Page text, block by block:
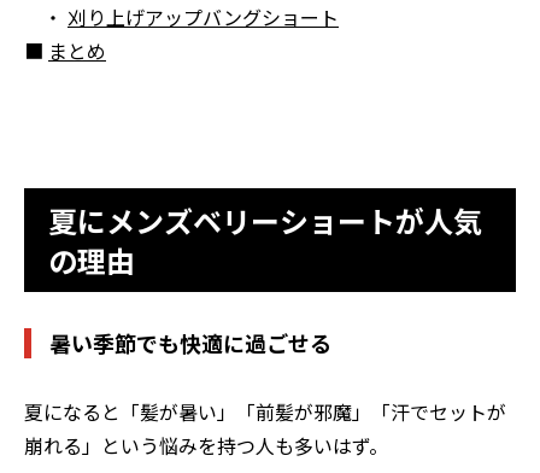
・ 刈り上げアップバングショート
■ まとめ
夏にメンズベリーショートが人気
の理由
暑い季節でも快適に過ごせる
夏になると「髪が暑い」「前髪が邪魔」「汗でセットが
崩れる」という悩みを持つ人も多いはず。